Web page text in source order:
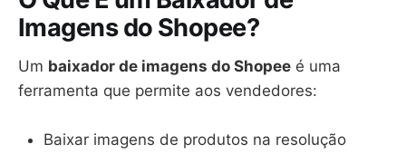
Imagens do Shopee?
Um baixador de imagens do Shopee é uma
ferramenta que permite aos vendedores:
Baixar imagens de produtos na resolução